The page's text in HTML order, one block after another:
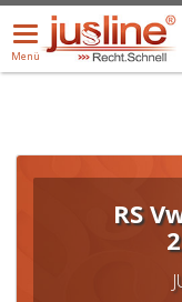
Menü
öffnen/schließen
Menü
ALLE
RS